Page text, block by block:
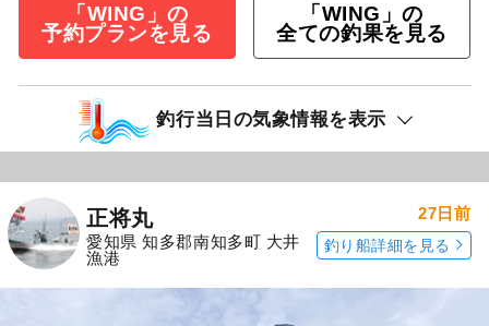
「WING」の
予約プランを見る
「WING」の
全ての釣果を見る
釣行当日の気象情報を表示
正将丸
愛知県 知多郡南知多町 大井
漁港
27日前
釣り船詳細を見る